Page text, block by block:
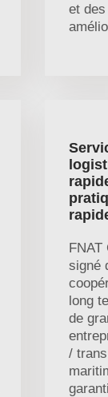
et des
FNAT
signé
long
de
/